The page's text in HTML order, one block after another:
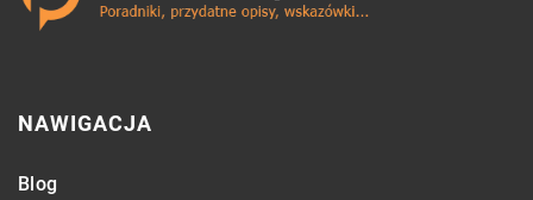
NAWIGACJA
Blog